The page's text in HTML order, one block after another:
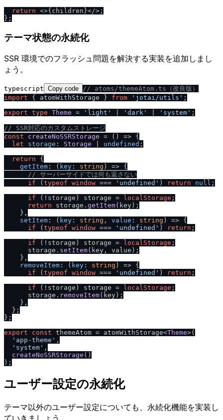
return <>{children}</> ;
テーマ状態の永続化
SSR 環境でのフラッシュ問題を解決する実装を追加しまし
ょう。
typescript Copy code // atoms/themeAtom.ts（改良版）
import { atomWithStorage } from 'jotai/utils' ;
export type Theme = 'light' 'dark' 'system' ;
// SSR対応のカスタムストレージ
const
createNoSSRStorage = ( ) => {
let
storage : Storage undefined ;
return {
getItem : ( key : string ) => {
// サーバーサイドでは何も返さない
if ( typeof window === 'undefined' ) return null ;
if (!storage) storage = localStorage ;
return storage. getItem(key);
    },
setItem : ( key : string , value : string ) => {
if ( typeof window === 'undefined' ) return ;
if (!storage) storage = localStorage ;
      storage.
setItem(key, value);
    },
removeItem : ( key : string ) => {
if ( typeof window === 'undefined' ) return ;
if (!storage) storage = localStorage ;
      storage.
removeItem(key);
    },
  };
};
export
const themeAtom = atomWithStorage<Theme>(
'app-theme' ,
'system' ,
createNoSSRStorage ()
ユーザー設定の永続化
テーマ以外のユーザー設定についても、永続化機能を実装し